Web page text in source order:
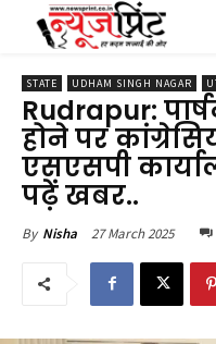
STATE UDHAM SINGH NAGAR
Rudrapur:
होने पर
एसएसपी
पढ़ें खबर..
By Nisha 27 March 2025